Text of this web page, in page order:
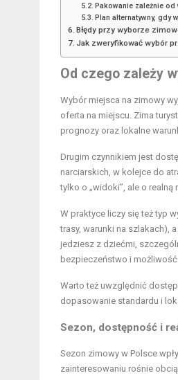
Pakowanie zależnie od
Plan alternatywny, gdy
Błędy przy wyborze
Jak zweryfikować wybór
Od czego zależy
Wybór miejsca na zimowy
oferta na miejscu. Zima
prognozy oraz lokalne
Drugim czynnikiem jest
narciarskich, w kolejce do
tylko o „widoki”, ale o
W praktyce liczy się też typ
trasy, warunki na szlakach),
jedziesz z dziećmi,
bezpieczeństwo i
Warto też uwzględnić
dopasowanie standardu i
Sezon, dostępność i
Sezon zimowy w Polsce
zainteresowaniu rośnie